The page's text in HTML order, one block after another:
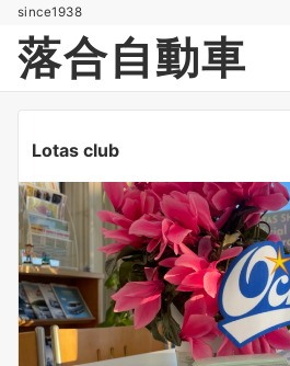
since1938
落合自動車
Lotas club